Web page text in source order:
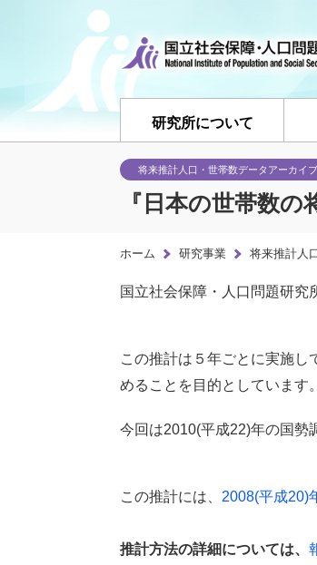
研究所について
将来推計人口・世帯数データアーカイ
『日本の世帯数
ホーム 研究事業 将来推計人
国立社会保障・人口問題研究
この推計は５年ごとに実施
めることを目的としています。
今回は2010(平成22)年の国勢
この推計には、 2008(平成20)
推計方法の詳細については、